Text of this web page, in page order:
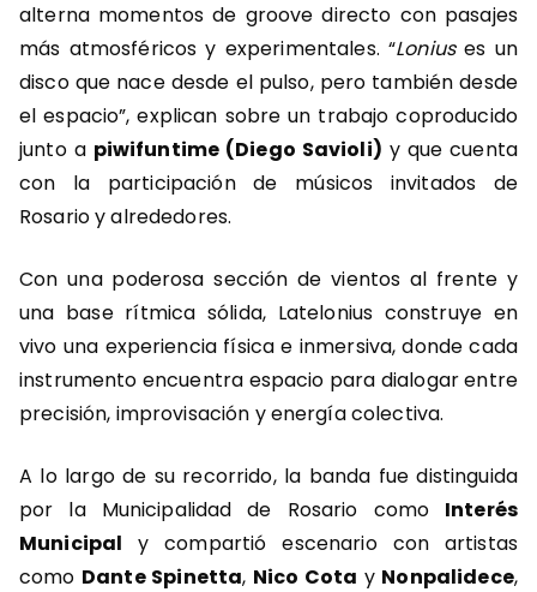
alterna momentos de groove directo con pasajes
más atmosféricos y experimentales. “Loniuses un
disco que nace desde el pulso, pero también desde
el espacio”, explican sobre un trabajo coproducido
junto a piwifuntime (Diego Savioli) y que cuenta
con la participación de músicos invitados de
Rosario y alrededores.
Con una poderosa sección de vientos al frente y
una base rítmica sólida, Latelonius construye en
vivo una experiencia física e inmersiva, donde cada
instrumento encuentra espacio para dialogar entre
precisión, improvisación y energía colectiva.
A lo largo de su recorrido, la banda fue distinguida
por la Municipalidad de Rosario como Interés
Municipal y compartió escenario con artistas
como Dante Spinetta, Nico Cota y Nonpalidece,